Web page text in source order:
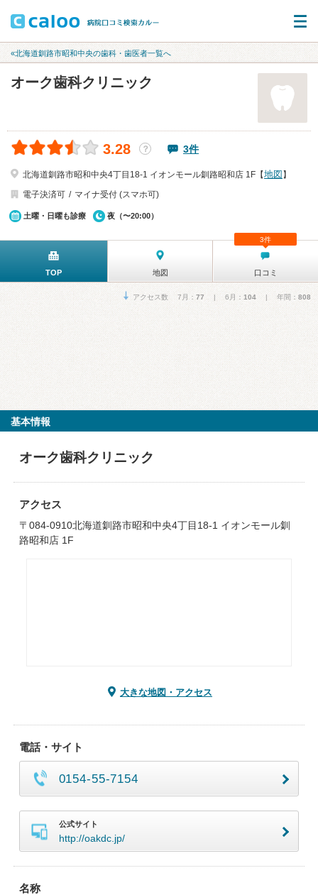
«北海道釧路市昭和中央の歯科・歯医者一覧へ
オーク歯科クリニック
3.28 ？ 3件
北海道釧路市昭和中央4丁目18-1 イオンモール釧路昭和店 1F【地図 】
電子決済可
マイナ受付 (スマホ可)
土曜・日曜も診療 夜（〜20:00）
TOP 地図 口コミ
3件
アクセス数 7月： 77 | 6月： 104 | 年間： 808
基本情報
オーク歯科クリニック
アクセス
〒084-0910北海道釧路市昭和中央4丁目18-1 イオンモール釧
路昭和店 1F
大きな地図・アクセス
電話・サイト
0154-55-7154
公式サイト
http://oakdc.jp/
名称